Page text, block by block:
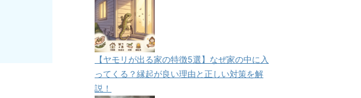
【ヤモリが出る家の特徴5選】なぜ家の中に入
ってくる？縁起が良い理由と正しい対策を解
説！